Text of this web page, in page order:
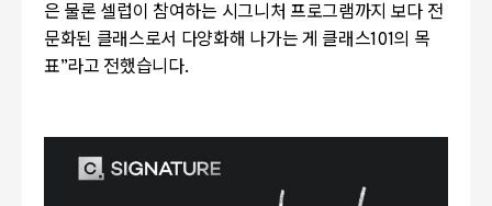
은 물론 셀럽이 참여하는 시그니처 프로그램까지 보다 전
문화된 클래스로서 다양화해 나가는 게 클래스101의 목
표”라고 전했습니다.